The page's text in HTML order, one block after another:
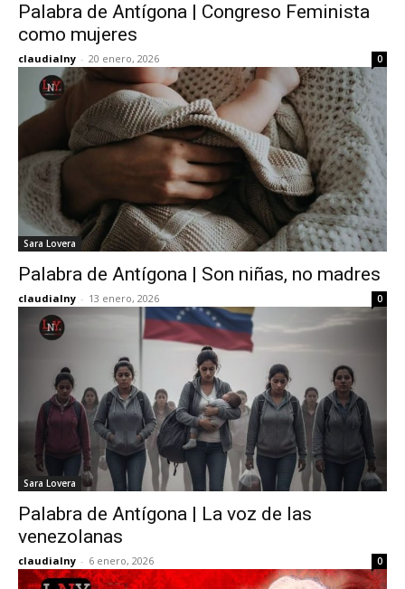
Palabra de Antígona | Congreso Feminista
como mujeres
claudialny - 20 enero, 2026 0
Sara Lovera
Palabra de Antígona | Son niñas, no madres
claudialny - 13 enero, 2026 0
Sara Lovera
Palabra de Antígona | La voz de las
venezolanas
claudialny - 6 enero, 2026 0